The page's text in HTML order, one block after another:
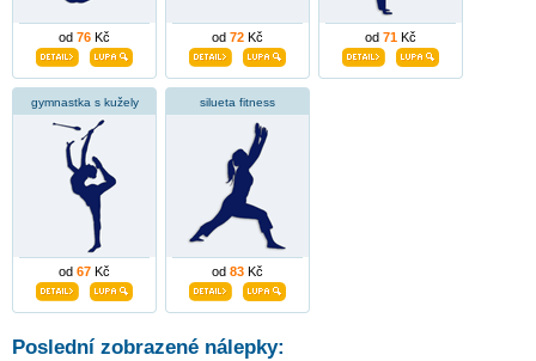
od 76 Kč od 72 Kč od 71 Kč
gymnastka s kužely
od 67 Kč
silueta fitness
od 83 Kč
Poslední zobrazené nálepky: